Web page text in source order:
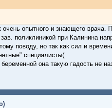
опытного и знающего врача.
поликлиникой при Калинина
поводу, но так как сил и
специалисты(
она такую гадость не